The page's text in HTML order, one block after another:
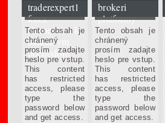
traderexpert1
forex
Komentáre k
aktuálnym
obchodom
marec 2 2014
Tento obsah je
chránený
prosím zadajte
heslo pre vstup.
This content
has restricted
access, please
type the
password below
and get access.
brokeri
platformy
apríl 6 2013
Tento obsah je
chránený
prosím zadajte
heslo pre vstup.
This content
has restricted
access, please
type the
password below
and get access.